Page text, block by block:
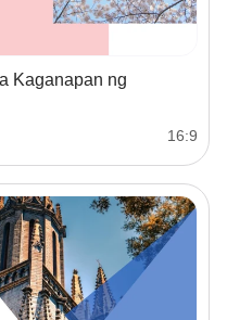
Kaganapan ng
16:9